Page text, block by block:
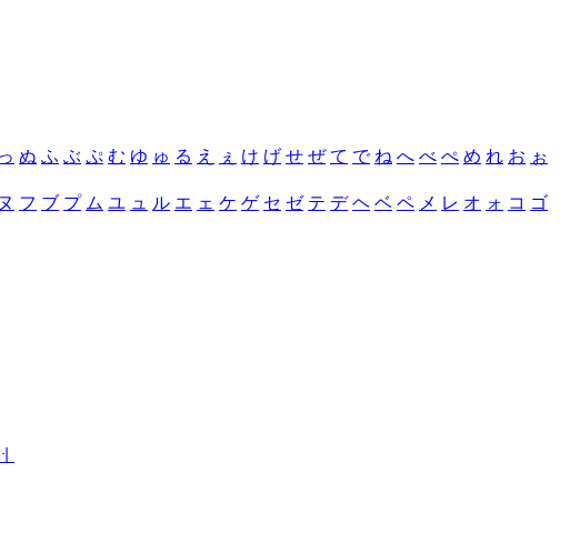
っ ぬ ふ ぶ ぷ む ゆ ゅ る え ぇ け げ せ ぜ て で ね へ べ ぺ め れ お ぉ
ヌ フ ブ プ ム ユ ュ ル エ ェ ケ ゲ セ ゼ テ デ ヘ ベ ペ メ レ オ ォ コ ゴ
ㆎ